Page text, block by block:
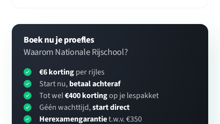
Boek nu je proefles
Waarom Nationale Rijschool?
€6 kortingper rijles
Start nu, betaal achteraf
Tot wel€400 kortingop je lespakket
Géén wachttijd,start direct
Herexamengarantiet.w.v. €350